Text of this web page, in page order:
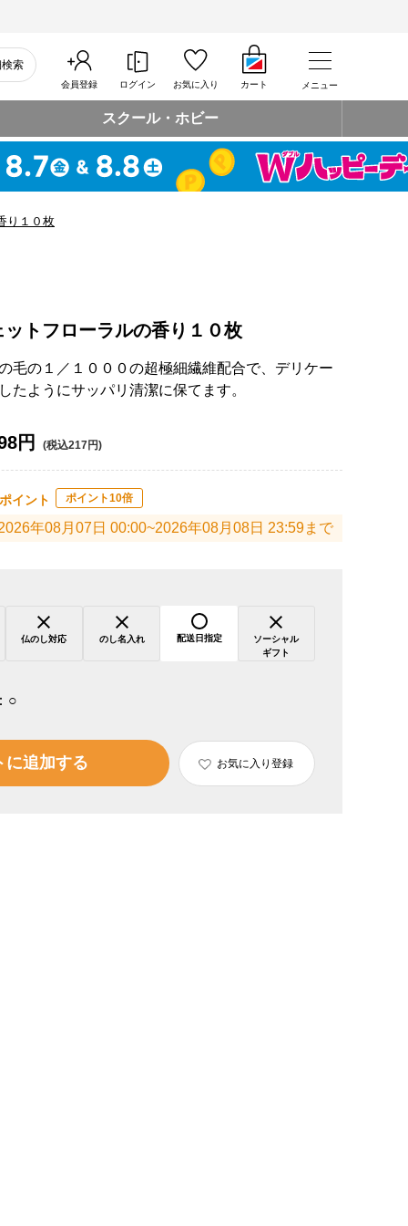
索
会員登録 ログイン お気に入り カート メニュー
スクール・ホビー
り１０枚
トフローラルの香り１０枚
毛の１／１０００の超極細繊維配合で、デリケー
たようにサッパリ清潔に保てます。
円 (税込217円)
ポイント ポイント10倍
年08月07日 00:00~2026年08月08日 23:59まで
仏のし対応 のし名入れ 配送日指定
ソーシャル
ギフト
○
に追加する お気に入り登録